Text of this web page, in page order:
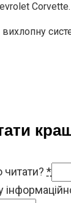
Corvette.
читати? *